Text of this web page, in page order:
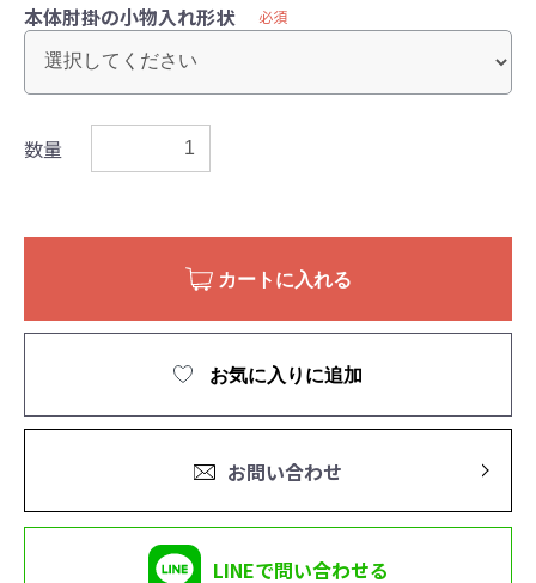
本体肘掛の小物入れ形状 必須
数量
カートに入れる
お気に入りに追加
お問い合わせ
LINEで問い合わせる